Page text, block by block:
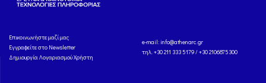
Eπικοινωνήστε μαζί μας
Εγγραφείτε στο Newsletter
Δημιουργία Λογαριασμού Χρήστη
e-mail: info@athenarc.gr
τηλ. +30 211 333 5179 / +30 2106875300